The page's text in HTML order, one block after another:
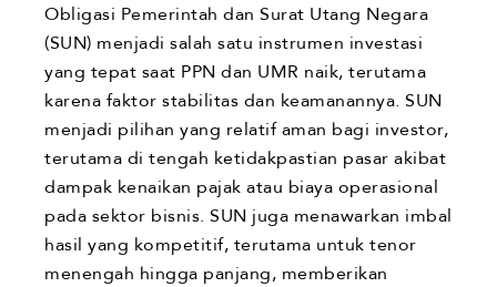
Obligasi Pemerintah dan Surat Utang Negara
(SUN) menjadi salah satu instrumen investasi
yang tepat saat PPN dan UMR naik, terutama
karena faktor stabilitas dan keamanannya. SUN
menjadi pilihan yang relatif aman bagi investor,
terutama di tengah ketidakpastian pasar akibat
dampak kenaikan pajak atau biaya operasional
pada sektor bisnis. SUN juga menawarkan imbal
hasil yang kompetitif, terutama untuk tenor
menengah hingga panjang, memberikan